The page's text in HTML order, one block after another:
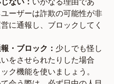
ーザーは詐欺の可能性が非
に通報し、ブロックしてく
・ブロック： 少しでも怪し
をさせられたりした場合
ク機能を使いましょう。